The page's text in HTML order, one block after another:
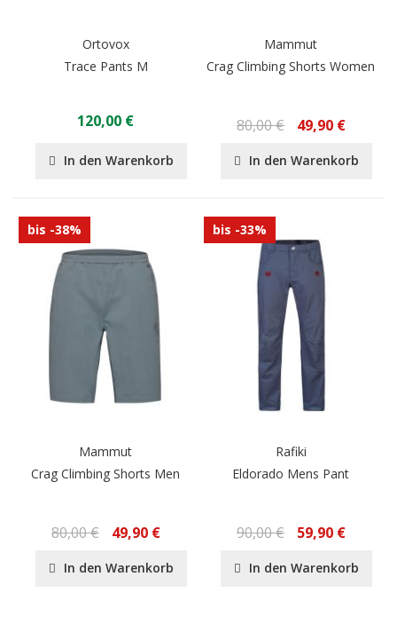
Ortovox
Trace Pants M
120,00 €
In den Warenkorb
Mammut
Crag Climbing Shorts Women
80,00 € 49,90 €
In den Warenkorb
bis -38%
Mammut
Crag Climbing Shorts Men
80,00 € 49,90 €
In den Warenkorb
bis -33%
Rafiki
Eldorado Mens Pant
90,00 € 59,90 €
In den Warenkorb